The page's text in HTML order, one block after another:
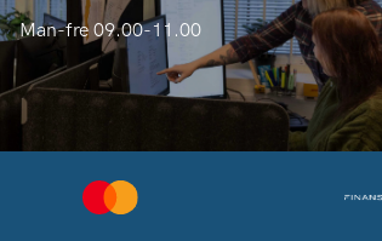
Man-fre 09.00-11.00